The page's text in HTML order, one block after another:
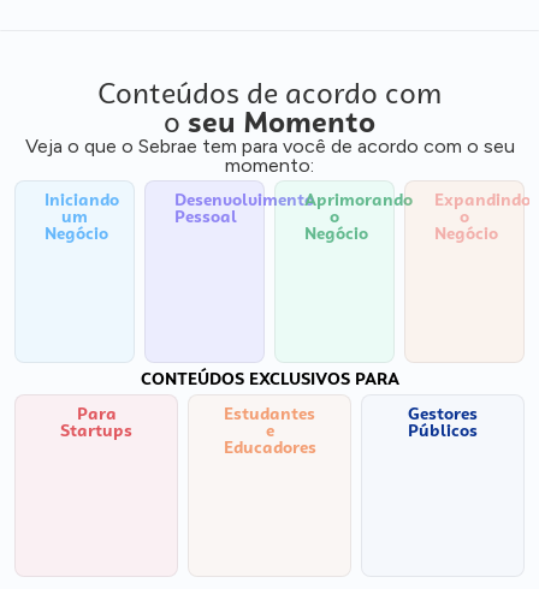
Conteúdos de acordo com
o seu Momento
Veja o que o Sebrae tem para você de acordo com o seu
momento:
Iniciando
um
Negócio
Desenvolvimento
Pessoal
Aprimorando
o
Negócio
Expandindo
o
Negócio
CONTEÚDOS EXCLUSIVOS PARA
Para
Startups
Estudantes
e
Educadores
Gestores
Públicos